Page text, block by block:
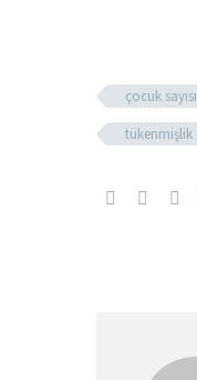
çocuk sayısı
tükenmişlik